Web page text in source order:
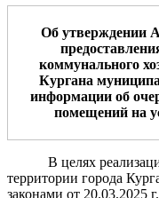
Об утверждении
коммунального
Кургана
информации об
помещений на
В целях
территории города
законами от